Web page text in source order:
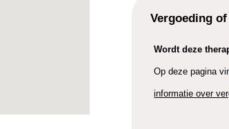
Vergoeding
Wordt deze
Op deze pagina
informatie over